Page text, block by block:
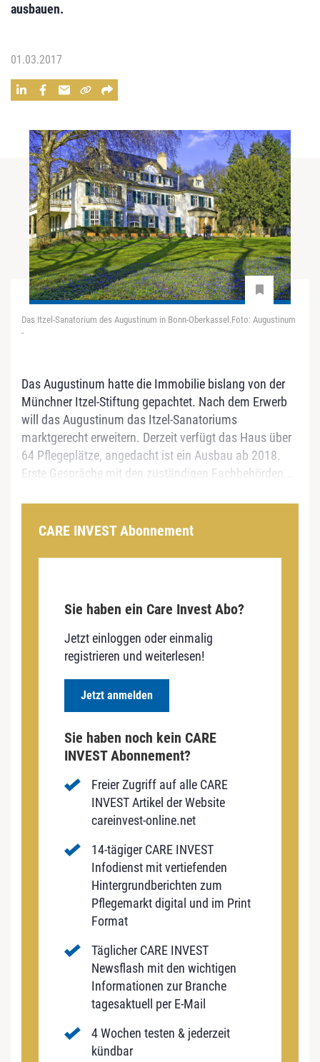
ausbauen.
01.03.2017
Das Itzel-Sanatorium des Augustinum in Bonn-Oberkassel.Foto: Augustinum
-
Das Augustinum hatte die Immobilie bislang von der
Münchner Itzel-Stiftung gepachtet. Nach dem Erwerb
will das Augustinum das Itzel-Sanatoriums
marktgerecht erweitern. Derzeit verfügt das Haus über
64 Pflegeplätze, angedacht ist ein Ausbau ab 2018.
Erste Gespräche mit den zuständigen Fachbehörden...
CARE INVEST Abonnement
Sie haben ein Care Invest Abo?
Jetzt einloggen oder einmalig
registrieren und weiterlesen!
Jetzt anmelden
Sie haben noch kein CARE
INVEST Abonnement?
Freier Zugriff auf alle CARE
INVEST Artikel der Website
careinvest-online.net
14-tägiger CARE INVEST
Infodienst mit vertiefenden
Hintergrundberichten zum
Pflegemarkt digital und im Print
Format
Täglicher CARE INVEST
Newsflash mit den wichtigen
Informationen zur Branche
tagesaktuell per E-Mail
4 Wochen testen & jederzeit
kündbar